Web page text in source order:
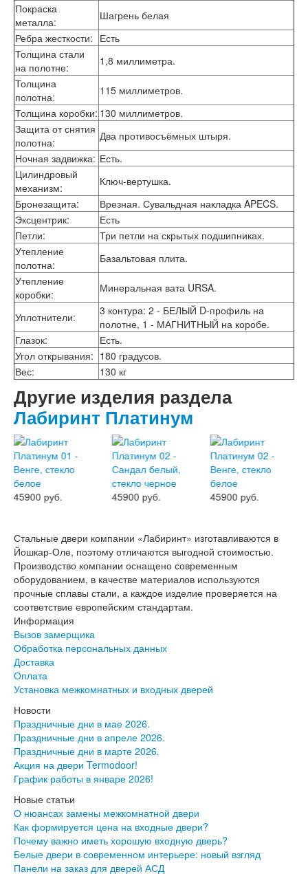
Интекрон Брайтон Антрацит
Интекрон Вектор
Интекрон Гектор
Интекрон Греция
Интекрон Италия
Интекрон Колизей
Интекрон Колизей Белый
Интекрон Неаполь
Интекрон Олимпия
Интекрон Премьера
Интекрон Профит
Интекрон Сицилия
Интекрон Спарта Белая
Интекрон Спарта Грей
Интекрон Термо
Интекрон Тетра
Интекрон Фараон
Интекрон Форте
Двери АСД
Двери Ратибор
Двери Аргус
Тамбурные двери
Межкомнатные двери
Двери Альберо
Альянс
Вест
Галерея
Геометрия
Графика
Империя
Классика
Мегаполис
Мегаполис ГЛ
Неоклассика Про
Двери ВанМарк
Шпон текстурированный
Эмалекс
Серия София
Эмаль
Серия Дебют
Серия Синди
Серия Уно
ПЭТ Верда
Коллекция дверей Альтекс
Коллекция дверей Элеганс
Экошпон Верда
Коллекция дверей Лофт
Эмаль Верда
Двери Дворецкий
Шпон Дворецкий
Эмаль Дворецкий
Двери Про
Покраска
металла:
Шагрень белая
Ребра жесткости: Есть
Толщина стали
на полотне:
1,8 миллиметра.
Толщина
полотна:
115 миллиметров.
Толщина коробки: 130 миллиметров.
Защита от снятия
полотна:
Два противосъёмных штыря.
Ночная задвижка: Есть.
Цилиндровый
механизм:
Ключ-вертушка.
Бронезащита:
Врезная. Сувальдная накладка APECS.
Эксцентрик:
Есть
Петли:
Три петли на скрытых подшипниках.
Утепление
полотна:
Базальтовая плита.
Утепление
коробки: Минеральная вата URSA.
Уплотнители:
3 контура: 2 - БЕЛЫЙ D-профиль на
полотне, 1 - МАГНИТНЫЙ на коробе.
Глазок:
Есть.
Угол открывания: 180 градусов.
Вес: 130 кг
Другие изделия раздела
Лабиринт Платинум
45900 руб. 45900 руб. 45900 руб.
Стальные двери компании «Лабиринт» изготавливаются в
Йошкар-Оле, поэтому отличаются выгодной стоимостью.
Производство компании оснащено современным
оборудованием, в качестве материалов используются
прочные сплавы стали, а каждое изделие проверяется на
соответствие европейским стандартам.
Информация
Вызов замерщика
Обработка персональных данных
Доставка
Оплата
Установка межкомнатных и входных дверей
Новости
Праздничные дни в мае 2026.
Праздничные дни в апреле 2026.
Праздничные дни в марте 2026.
Акция на двери Termodoor!
График работы в январе 2026!
Новые статьи
О нюансах замены межкомнатной двери
Как формируется цена на входные двери?
Почему важно иметь хорошую входную дверь?
Белые двери в современном интерьере: новый взгляд
Панели на заказ для дверей АСД